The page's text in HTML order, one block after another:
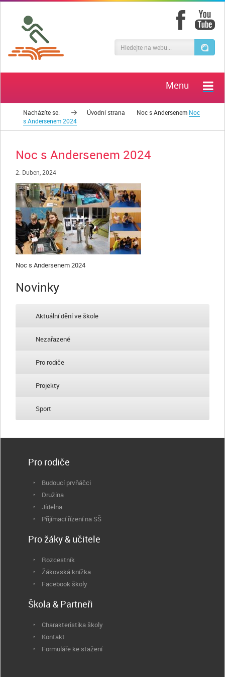
Menu
Nacházíte se: Úvodní strana Noc s Andersenem Noc
s Andersenem 2024
Noc s Andersenem 2024
2. Duben, 2024
Noc s Andersenem 2024
Novinky
Aktuální dění ve škole
Nezařazené
Pro rodiče
Projekty
Sport
Pro rodiče
Budoucí prvňáčci
Družina
Jídelna
Přijímací řízení na SŠ
Pro žáky & učitele
Rozcestník
Žákovská knížka
Facebook školy
Škola & Partneři
Charakteristika školy
Kontakt
Formuláře ke stažení